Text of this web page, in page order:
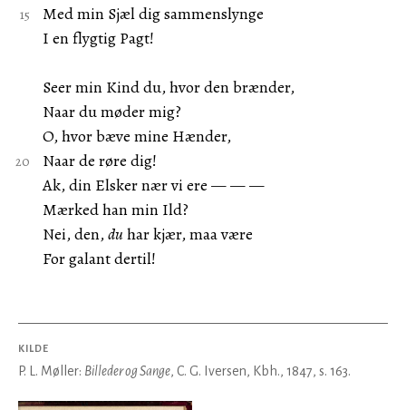
Med min Sjæl dig sammenslynge
I en flygtig Pagt!
Seer min Kind du, hvor den brænder,
Naar du møder mig?
O, hvor bæve mine Hænder,
Naar de røre dig!
Ak, din Elsker nær vi ere — — —
Mærked han min Ild?
Nei, den,duhar kjær, maa være
For galant dertil!
KILDE
P. L. Møller: Billeder og Sange, C. G. Iversen, Kbh., 1847, s. 163.